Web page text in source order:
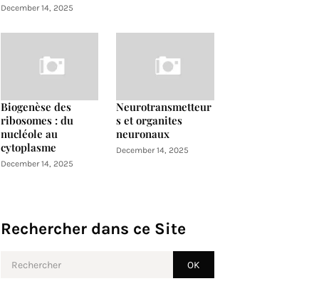
December 14, 2025
Biogenèse des
ribosomes : du
nucléole au
cytoplasme
December 14, 2025
Neurotransmetteur
s et organites
neuronaux
December 14, 2025
Rechercher dans ce Site